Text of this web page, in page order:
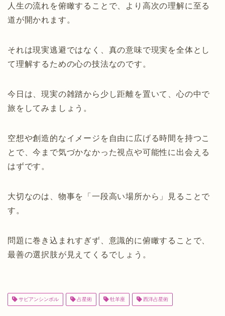
人生の流れを俯瞰することで、より高次の理解に至る
道が開かれます。
それは現実逃避ではなく、真の意味で現実を全体とし
て理解するための心の技法なのです。
今日は、現実の雑踏から少し距離を置いて、心の中で
旅をしてみましょう。
空想や創造的なイメージを自由に広げる時間を持つこ
とで、今まで気づかなかった視点や可能性に出会える
はずです。
大切なのは、物事を「一段高い場所から」見ることで
す。
問題に巻き込まれすぎず、意識的に俯瞰することで、
最善の選択肢が見えてくるでしょう。
サビアンシンボル 占星術 牡羊座 西洋占星術